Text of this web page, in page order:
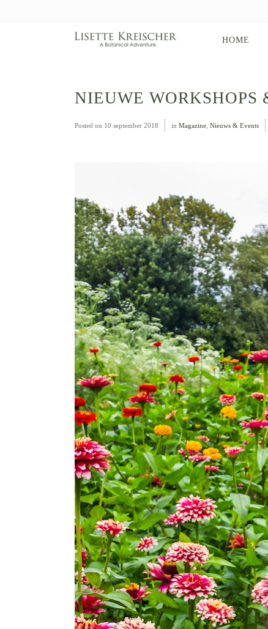
HOME
NIEUWE
Posted on 10 september 2018 in Magazine Nieuws & Events